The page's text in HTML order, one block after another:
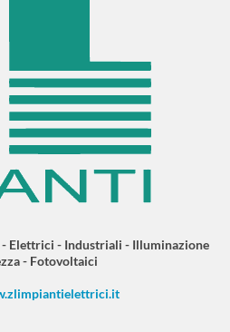
Elettrici - Industriali - Illuminazione
- Fotovoltaici